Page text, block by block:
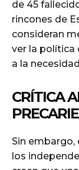
de 45
rincones de
consideran
ver la política
a la
CRÍTICA
Sin
los